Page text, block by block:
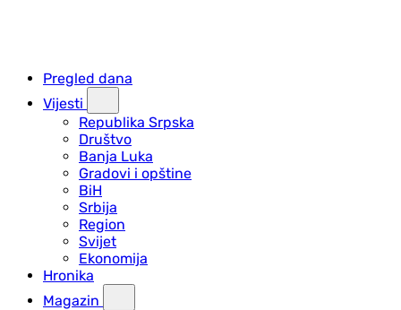
Pregled dana
Vijesti
Republika Srpska
Društvo
Banja Luka
Gradovi i opštine
BiH
Srbija
Region
Svijet
Ekonomija
Hronika
Magazin